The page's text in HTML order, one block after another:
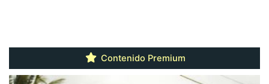
Contenido Premium